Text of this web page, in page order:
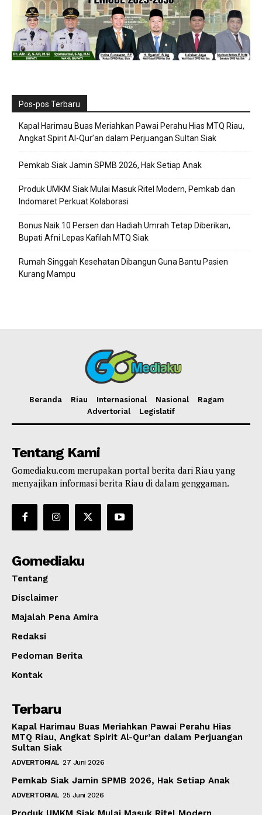
Pos-pos Terbaru
Kapal Harimau Buas Meriahkan Pawai Perahu Hias MTQ Riau,
Angkat Spirit Al-Qur’an dalam Perjuangan Sultan Siak
Pemkab Siak Jamin SPMB 2026, Hak Setiap Anak
Produk UMKM Siak Mulai Masuk Ritel Modern, Pemkab dan
Indomaret Perkuat Kolaborasi
Bonus Naik 10 Persen dan Hadiah Umrah Tetap Diberikan,
Bupati Afni Lepas Kafilah MTQ Siak
Rumah Singgah Kesehatan Dibangun Guna Bantu Pasien
Kurang Mampu
Beranda Riau Internasional Nasional
Ragam
Advertorial
Legislatif
Tentang Kami
Gomediaku.com merupakan portal berita dari Riau yang
menyajikan informasi berita Riau di dalam genggaman.
Gomediaku
Tentang
Disclaimer
Majalah Pena Amira
Redaksi
Pedoman Berita
Kontak
Terbaru
Kapal Harimau Buas Meriahkan Pawai Perahu Hias
MTQ Riau, Angkat Spirit Al-Qur’an dalam Perjuangan
Sultan Siak
ADVERTORIAL 27 Juni 2026
Pemkab Siak Jamin SPMB 2026, Hak Setiap Anak
ADVERTORIAL 25 Juni 2026